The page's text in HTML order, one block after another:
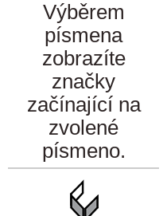
Výběrem
písmena
zobrazíte
značky
začínající na
zvolené
písmeno.